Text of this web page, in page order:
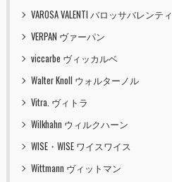
VAROSA VALENTI バロッサバレンティ
VERPAN ヴァーパン
viccarbe ヴィッカルベ
Walter Knoll ウォルターノル
Vitra. ヴィトラ
Wilkhahn ウィルクハーン
WISE・WISE ワイスワイス
Wittmann ヴィットマン